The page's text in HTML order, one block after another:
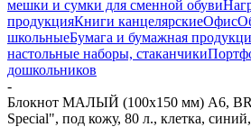
мешки и сумки для сменной обуви
продукцияКниги канцелярскиеОфис
школьныеБумага и бумажная
настольные наборы, стаканчики
дошкольников
-
Блокнот МАЛЫЙ (100x150 мм) А6,
Special", под кожу, 80 л., клетка,